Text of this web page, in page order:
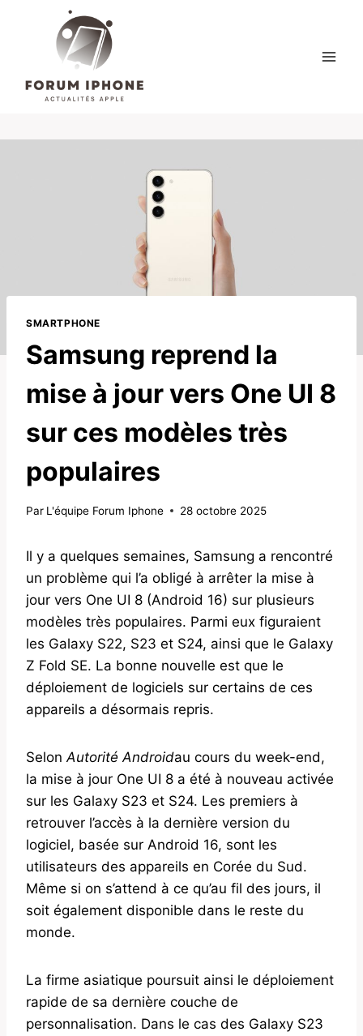
SMARTPHONE
Samsung reprend la
mise à jour vers One UI 8
sur ces modèles très
populaires
Par L'équipe Forum Iphone 28 octobre 2025
Il y a quelques semaines, Samsung a rencontré
un problème qui l’a obligé à arrêter la mise à
jour vers One UI 8 (Android 16) sur plusieurs
modèles très populaires. Parmi eux figuraient
les Galaxy S22, S23 et S24, ainsi que le Galaxy
Z Fold SE. La bonne nouvelle est que le
déploiement de logiciels sur certains de ces
appareils a désormais repris.
Selon Autorité Androidau cours du week-end,
la mise à jour One UI 8 a été à nouveau activée
sur les Galaxy S23 et S24. Les premiers à
retrouver l’accès à la dernière version du
logiciel, basée sur Android 16, sont les
utilisateurs des appareils en Corée du Sud.
Même si on s’attend à ce qu’au fil des jours, il
soit également disponible dans le reste du
monde.
La firme asiatique poursuit ainsi le déploiement
rapide de sa dernière couche de
personnalisation. Dans le cas des Galaxy S23